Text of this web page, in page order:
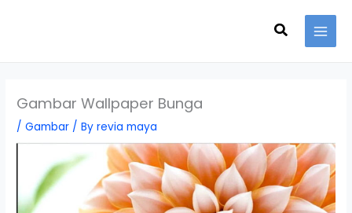
Search
Gambar Wallpaper Bunga
/Gambar / Byrevia maya